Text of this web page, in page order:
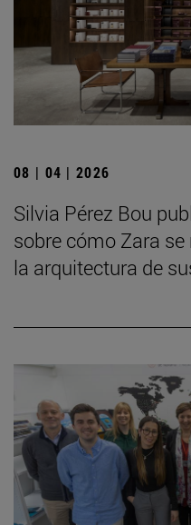
08 | 04 | 2026
Silvia Pérez Bou
sobre cómo Zara
la arquitectura de